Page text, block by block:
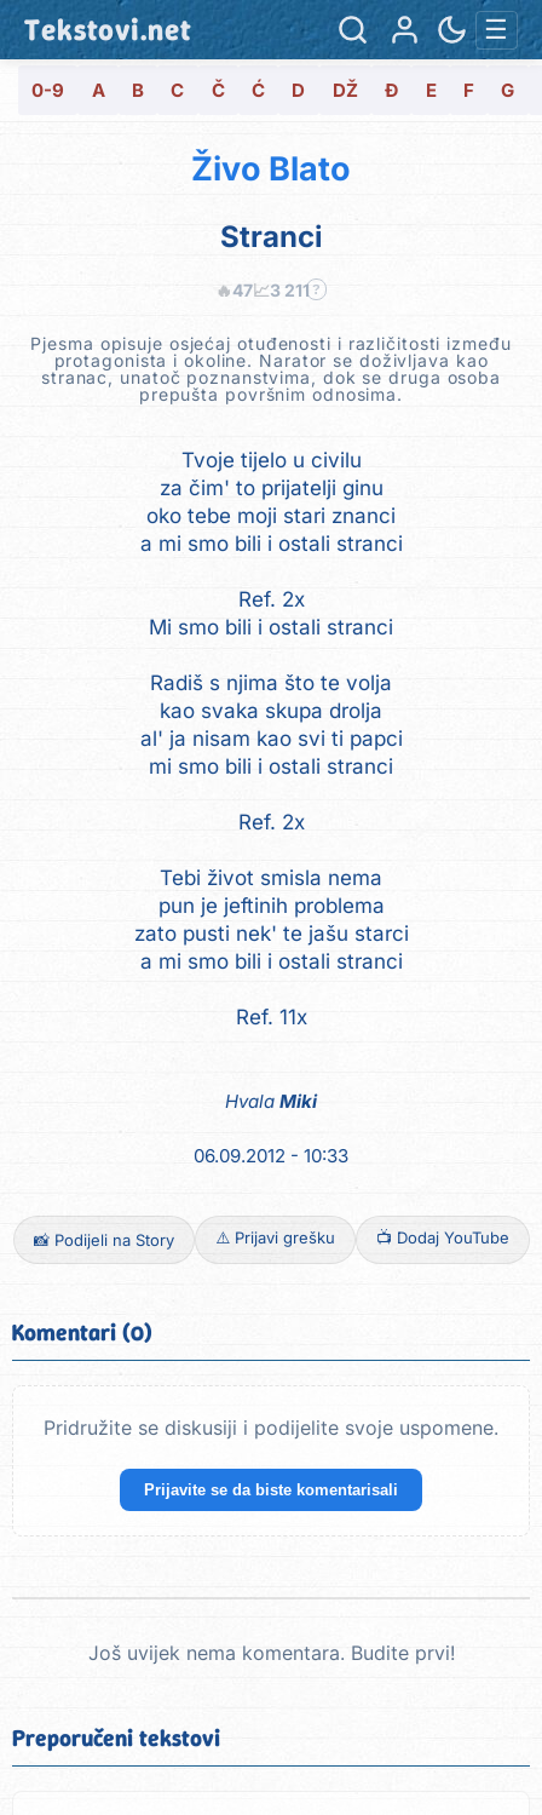
Tekstovi.net ☰
0-9 A B C Č Ć D DŽ Đ E F G
Živo Blato
Stranci
🔥47📈3 211 ?
Pjesma opisuje osjećaj otuđenosti i različitosti između
protagonista i okoline. Narator se doživljava kao
stranac, unatoč poznanstvima, dok se druga osoba
prepušta površnim odnosima.
Tvoje tijelo u civilu
za čim' to prijatelji ginu
oko tebe moji stari znanci
a mi smo bili i ostali stranci
Ref. 2x
Mi smo bili i ostali stranci
Radiš s njima što te volja
kao svaka skupa drolja
al' ja nisam kao svi ti papci
mi smo bili i ostali stranci
Ref. 2x
Tebi život smisla nema
pun je jeftinih problema
zato pusti nek' te jašu starci
a mi smo bili i ostali stranci
Ref. 11x
Hvala Miki
06.09.2012 - 10:33
📸 Podijeli na Story ⚠️ Prijavi grešku 📺 Dodaj YouTube
Komentari (0)
Pridružite se diskusiji i podijelite svoje uspomene.
Prijavite se da biste komentarisali
Još uvijek nema komentara. Budite prvi!
Preporučeni tekstovi